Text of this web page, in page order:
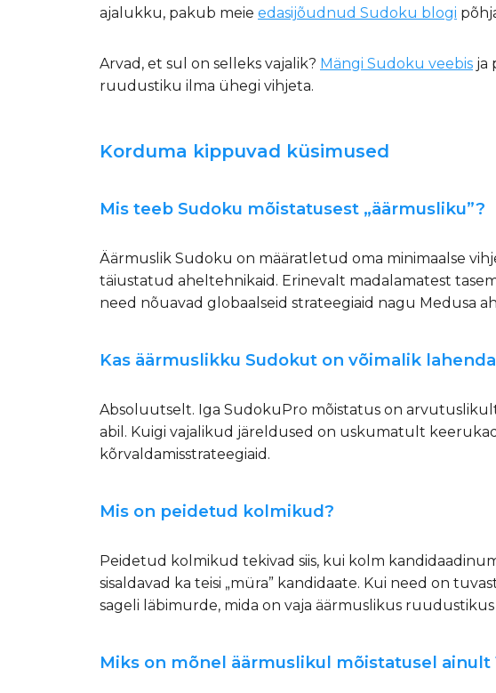
ajalukku, pakub meie edasijõudnud Sudoku blogi
Arvad, et sul on selleks vajalik? Mängi Sudoku veebis ja
ruudustiku ilma ühegi vihjeta.
Korduma kippuvad küsimused
Mis teeb Sudoku mõistatusest „äärmusliku”?
Äärmuslik Sudoku on määratletud oma minimaalse
täiustatud aheltehnikaid. Erinevalt madalamatest
need nõuavad globaalseid strateegiaid nagu Medusa
Kas äärmuslikku Sudokut on võimalik
Absoluutselt. Iga SudokuPro mõistatus on
abil. Kuigi vajalikud järeldused on uskumatult
kõrvaldamisstrateegiaid.
Mis on peidetud kolmikud?
Peidetud kolmikud tekivad siis, kui kolm
sisaldavad ka teisi „müra” kandidaate. Kui need on
sageli läbimurde, mida on vaja äärmuslikus ruudustikus
Miks on mõnel äärmuslikul mõistatusel ainult